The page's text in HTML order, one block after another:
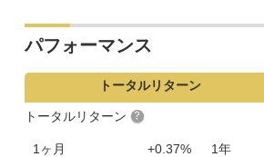
パフォーマンス
トータルリターン
トータルリターン
1ヶ月 +0.37% 1年